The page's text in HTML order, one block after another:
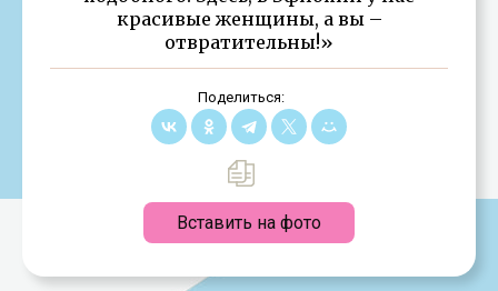
красивые женщины, а вы –
отвратительны!»
Поделиться:
Вставить на фото